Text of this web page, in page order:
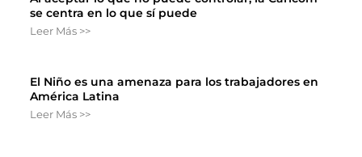
se centra en lo que sí puede
Leer Más >>
El Niño es una amenaza para los trabajadores en
América Latina
Leer Más >>